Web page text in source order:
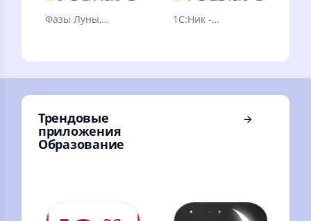
Фазы Луны,
Луны и Солнца
1С:Ник -
№1 Фирмы "1С"
Трендовые
приложения
Образование